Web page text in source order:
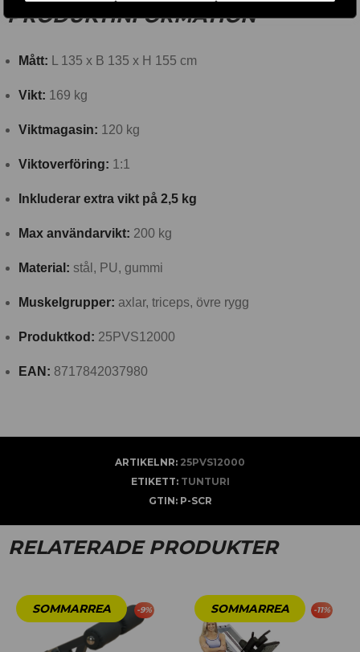
PRODUKTINFORMATION
Mått: L 135 x B 135 x H 155 cm
Vikt: 169 kg
Viktmagasin: 120 kg
Viktoverföring: 1:1
Inkluderar extra vikt på 2,5 kg
Max användarvikt: 200 kg
Material: stål, PU, gummi
Muskelgrupper: axlar, triceps, övre rygg
Produktkod: 25PVS12000
EAN: 8717842037980
ARTIKELNR: 25PVS12000
ETIKETT: TUNTURI
GTIN: P-SCR
RELATERADE PRODUKTER
-9% -11%